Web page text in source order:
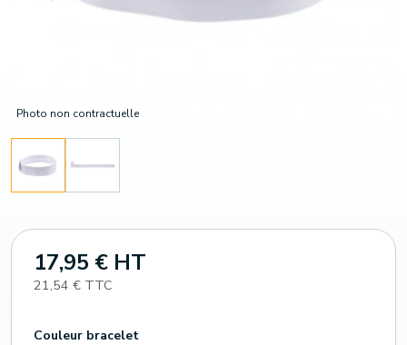
Photo non contractuelle
17,95 € HT
21,54 € TTC
Couleur bracelet